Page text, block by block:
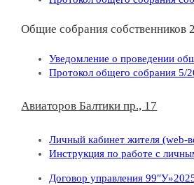
Общие собрания собственников
Уведомление о проведении
Протокол общего собрания 5/
Авиаторов Балтики пр., 17
Личный кабинет жителя (web-
Инструкция по работе с
Договор управления